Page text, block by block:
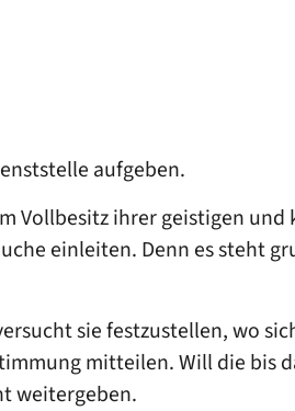
aufgeben.
Vollbesitz ihrer geistigen
einleiten. Denn es steht
sie festzustellen, wo
mitteilen. Will die bis
weitergeben.